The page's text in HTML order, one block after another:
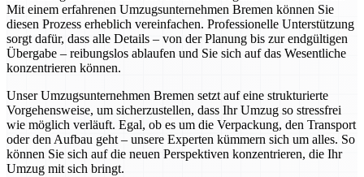
Mit einem erfahrenen Umzugsunternehmen Bremen können Sie
diesen Prozess erheblich vereinfachen. Professionelle Unterstützung
sorgt dafür, dass alle Details – von der Planung bis zur endgültigen
Übergabe – reibungslos ablaufen und Sie sich auf das Wesentliche
konzentrieren können.
Unser Umzugsunternehmen Bremen setzt auf eine strukturierte
Vorgehensweise, um sicherzustellen, dass Ihr Umzug so stressfrei
wie möglich verläuft. Egal, ob es um die Verpackung, den Transport
oder den Aufbau geht – unsere Experten kümmern sich um alles. So
können Sie sich auf die neuen Perspektiven konzentrieren, die Ihr
Umzug mit sich bringt.